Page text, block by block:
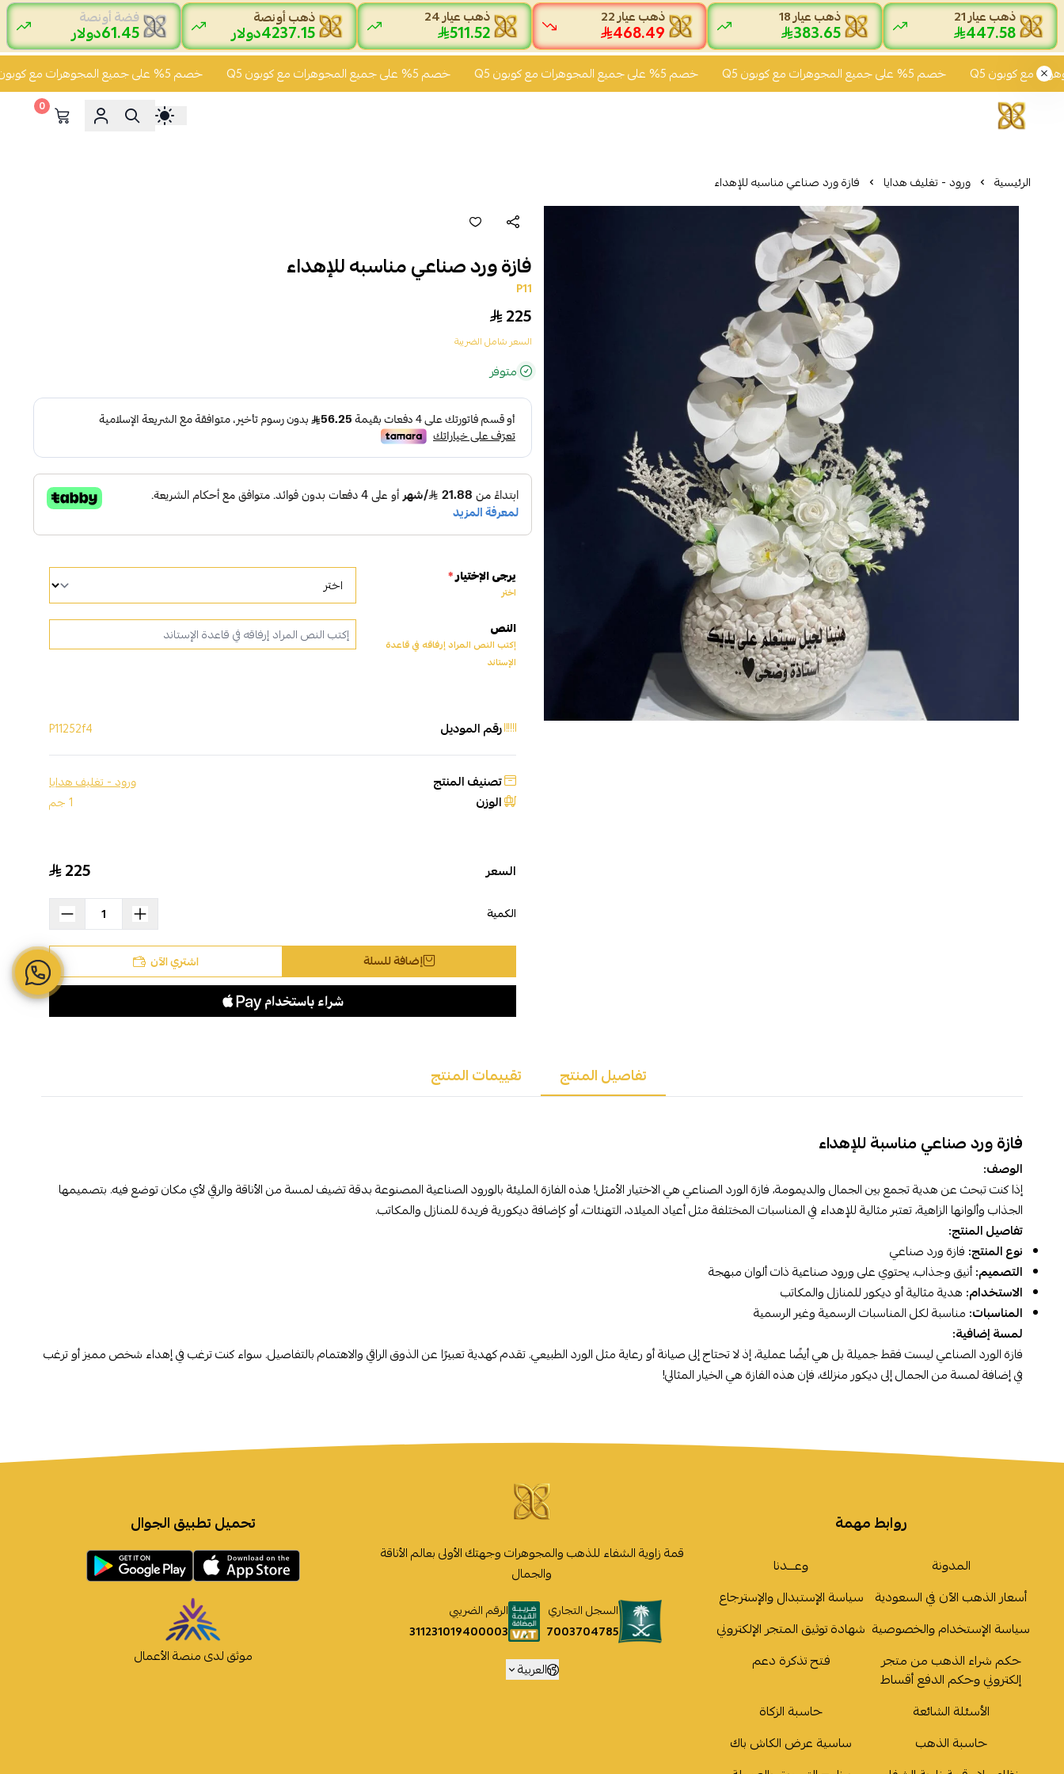
خصم 5% على جميع المجوهرات مع كوبون Q5 خصم 5% على جميع المجوهرات مع كوبون Q5 خصم 5% على جميع المجوهرات مع كوبون Q5 خصم 5% على جميع المجوهرات مع كوبون Q5
0
الرئيسية ورود - تغليف هدايا فازة ورد صناعي مناسبه للإهداء
فازة ورد صناعي مناسبه للإهداء
P11
225
السعر شامل الضريبة
متوفر
يرجى الإختيار*
اختر
النص
إكتب النص المراد إرفاقه في قاعدة
الإستاند
رقم الموديل P11252f4
تصنيف المنتج ورود - تغليف هدايا
الوزن 1 جم
السعر 225
الكمية
إضافة للسلة اشتري الآن
تفاصيل المنتج تقييمات المنتج
فازة ورد صناعي مناسبة للإهداء
الوصف:
إذا كنت تبحث عن هدية تجمع بين الجمال والديمومة، فازة الورد الصناعي هي الاختيار الأمثل! هذه الفازة المليئة بالورود الصناعية المصنوعة بدقة تضيف لمسة من الأناقة والرقي لأي مكان توضع فيه. بتصميمها
الجذاب وألوانها الزاهية، تعتبر مثالية للإهداء في المناسبات المختلفة مثل أعياد الميلاد، التهنئات، أو كإضافة ديكورية فريدة للمنازل والمكاتب.
تفاصيل المنتج:
نوع المنتج: فازة ورد صناعي
التصميم:أنيق وجذاب، يحتوي على ورود صناعية ذات ألوان مبهجة
الاستخدام: هدية مثالية أو ديكور للمنازل والمكاتب
المناسبات: مناسبة لكل المناسبات الرسمية وغير الرسمية
لمسة إضافية:
فازة الورد الصناعي ليست فقط جميلة بل هي أيضًا عملية، إذ لا تحتاج إلى صيانة أو رعاية مثل الورد الطبيعي. تقدم كهدية تعبيرًا عن الذوق الراقي والاهتمام بالتفاصيل. سواء كنت ترغب في إهداء شخص مميز أو ترغب
في إضافة لمسة من الجمال إلى ديكور منزلك، فإن هذه الفازة هي الخيار المثالي!
روابط مهمة
المدونة
وعـــدنا
أسعار الذهب الآن في السعودية سياسة الإستبدال والإسترجاع
سياسة الإستخدام والخصوصية شهادة توثيق المتجر الإلكتروني
حكم شراء الذهب من متجر
إلكتروني وحكم الدفع أقساط
فتح تذكرة دعم
الأسئلة الشائعة
حاسبة الزكاة
حاسبة الذهب
ساسية عرض الكاش باك
قمة زاوية الشفاء للذهب والمجوهرات وجهتك الأولى بعالم الأناقة
والجمال
السجل التجاري
7003704785
الرقم الضريبي
311231019400003
العربية
تحميل تطبيق الجوال
موثق لدى منصة الأعمال
ذهب عيار 21
447.58
ذهب عيار 18
383.65
ذهب عيار 22
468.49
ذهب عيار 24
511.52
ذهب أونصة
4237.15دولار
فضة أونصة
61.45دولار